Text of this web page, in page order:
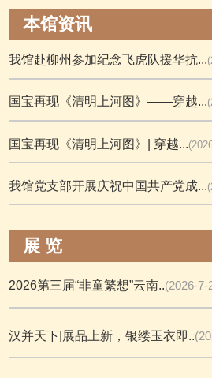
本馆资讯
我馆赴柳州参加纪念飞虎队援华抗...
国宝再现《清明上河图》——穿越...
国宝再现《清明上河图》| 穿越...
我馆党支部开展庆祝中国共产党成...
展 览
2026第三届“非童繁想”云南..(2026-7-
汉并天下|展品上新，银缕玉衣即..